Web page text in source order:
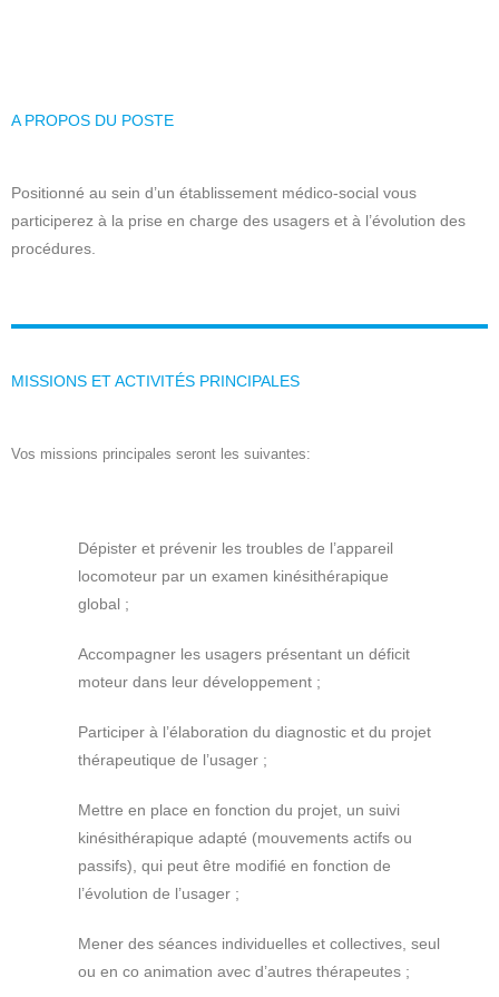
A PROPOS DU POSTE
Positionné au sein d’un établissement médico-social vous
participerez à la prise en charge des usagers et à l’évolution des
procédures.
MISSIONS ET ACTIVITÉS PRINCIPALES
Vos missions principales seront les suivantes:
Dépister et prévenir les troubles de l’appareil
locomoteur par un examen kinésithérapique
global ;
Accompagner les usagers présentant un déficit
moteur dans leur développement ;
Participer à l’élaboration du diagnostic et du projet
thérapeutique de l’usager ;
Mettre en place en fonction du projet, un suivi
kinésithérapique adapté (mouvements actifs ou
passifs), qui peut être modifié en fonction de
l’évolution de l’usager ;
Mener des séances individuelles et collectives, seul
ou en co animation avec d’autres thérapeutes ;